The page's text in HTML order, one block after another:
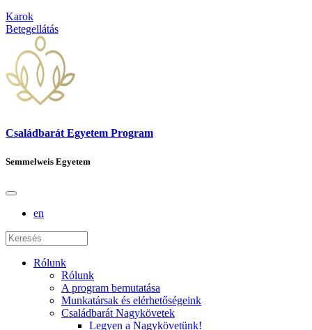
Karok
Betegellátás
Családbarát Egyetem Program
Semmelweis Egyetem
en
Rólunk
Rólunk
A program bemutatása
Munkatársak és elérhetőségeink
Családbarát Nagykövetek
Legyen a Nagykövetünk!